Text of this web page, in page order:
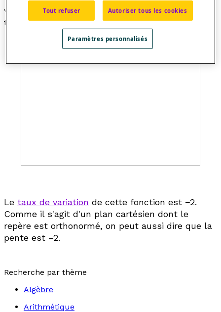
Voici le graphique de la fonctionfdéfinie par la règle
f
) = -2x.
Le taux de variation de cette fonction est −2.
Comme il s'agit d'un plan cartésien dont le
repère est orthonormé, on peut aussi dire que la
pente est –2.
Recherche par thème
Algèbre
Arithmétique
Tout refuser Autoriser tous les cookies
Paramètres personnalisés